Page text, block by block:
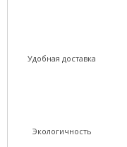
Удобная доставка
Экологичность